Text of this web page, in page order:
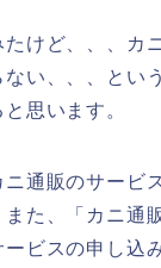
けど、、、カ
い、、、とい
思います。
通販のサービ
た、「カニ通
ビスの申し込